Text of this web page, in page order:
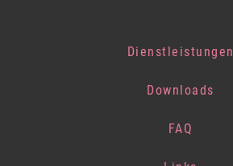
Dienstleistungen
Downloads
FAQ